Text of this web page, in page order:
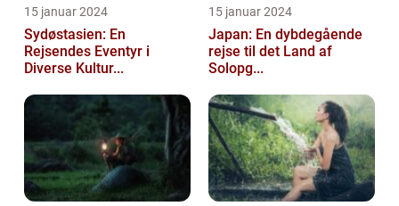
15 januar 2024
Sydøstasien: En
Rejsendes Eventyr i
Diverse Kultur...
15 januar 2024
Japan: En dybdegående
rejse til det Land af
Solopg...